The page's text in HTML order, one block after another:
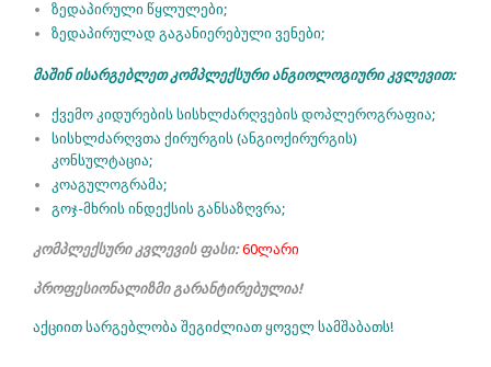
ზედაპირული წყლულები;
ზედაპირულად გაგანიერებული ვენები;
მაშინ ისარგებლეთ კომპლექსური ანგიოლოგიური კვლევით:
ქვემო კიდურების სისხლძარღვების დოპლეროგრაფია;
სისხლძარღვთა ქირურგის (ანგიოქირურგის)
კონსულტაცია;
კოაგულოგრამა;
გოჯ-მხრის ინდექსის განსაზღვრა;
კომპლექსური კვლევის ფასი: 60ლარი
პროფესიონალიზმი გარანტირებულია!
აქციით სარგებლობა შეგიძლიათ ყოველ სამშაბათს!